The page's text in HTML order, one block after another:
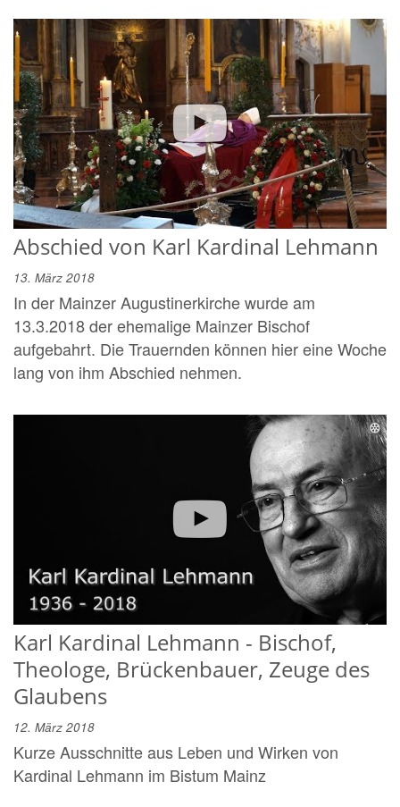
Abschied von Karl Kardinal Lehmann
13. März 2018
In der Mainzer Augustinerkirche wurde am
13.3.2018 der ehemalige Mainzer Bischof
aufgebahrt. Die Trauernden können hier eine Woche
lang von ihm Abschied nehmen.
Karl Kardinal Lehmann - Bischof,
Theologe, Brückenbauer, Zeuge des
Glaubens
12. März 2018
Kurze Ausschnitte aus Leben und Wirken von
Kardinal Lehmann im Bistum Mainz